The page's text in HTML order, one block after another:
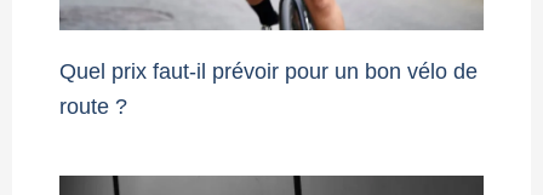
Quel prix faut-il prévoir pour un bon vélo de
route ?